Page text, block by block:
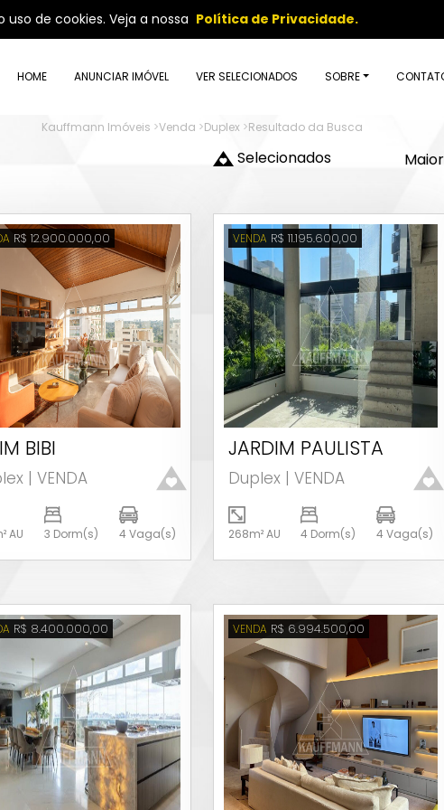
de cookies. Veja a nossa Política de Privacidade.
HOME ANUNCIAR IMÓVEL VER SELECIONADOS SOBRE
Kauffmann Imóveis >Venda >Duplex >Resultado da Busca
Selecionados
R$ 12.900.000,00
Ver detalhes
BIBI
| VENDA
AU 3 Dorm(s) 4 Vaga(s)
VENDA R$ 11.195.600,00
Ver detalhes
JARDIM PAULISTA
Duplex | VENDA
268m² AU 4 Dorm(s) 4 Vaga(s)
R$ 8.400.000,00 VENDA R$ 6.994.500,00